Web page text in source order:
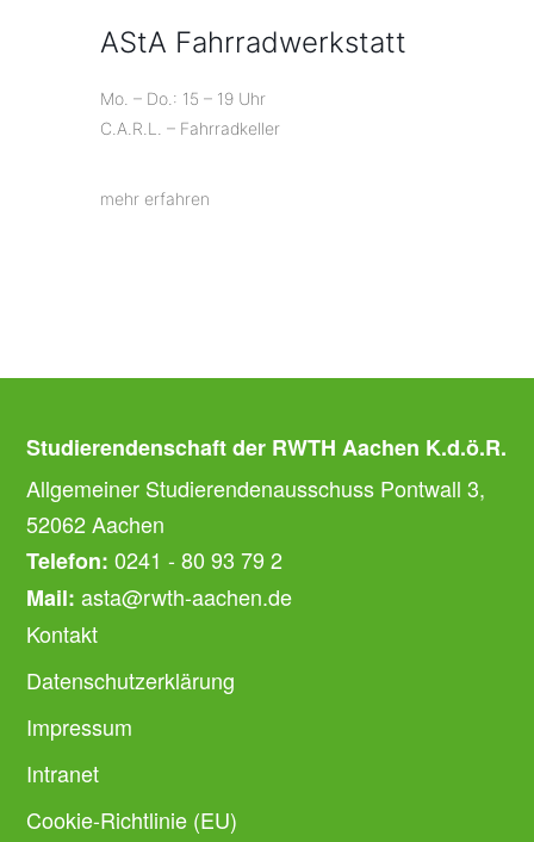
AStA Fahrradwerkstatt
Mo. – Do.: 15 – 19 Uhr
C.A.R.L. – Fahrradkeller
mehr erfahren
Studierendenschaft der RWTH Aachen K.d.ö.R.
Allgemeiner Studierendenausschuss Pontwall 3,
52062 Aachen
Telefon: 0241 - 80 93 79 2
Mail: asta@rwth-aachen.de
Kontakt
Datenschutzerklärung
Impressum
Intranet
Cookie-Richtlinie (EU)